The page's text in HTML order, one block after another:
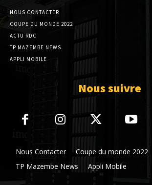
NOUS CONTACTER
COUPE DU MONDE 2022
ACTU RDC
TP MAZEMBE NEWS
APPLI MOBILE
Nous suivre
Nous Contacter Coupe du monde 2022
TP Mazembe News
Appli Mobile